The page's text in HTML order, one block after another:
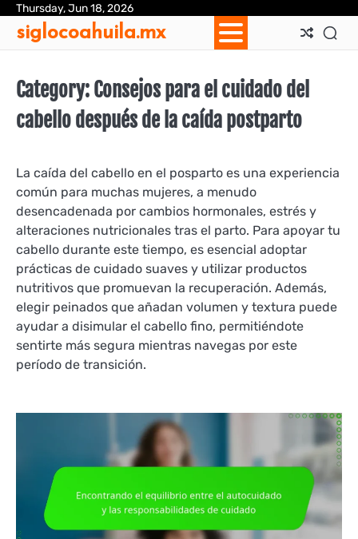
Skip
content
Thursday, Jun 18, 2026
siglocoahuila.mx
Category:Consejos para el cuidado del
cabello después de la caída postparto
La caída del cabello en el posparto es una experiencia
común para muchas mujeres, a menudo
desencadenada por cambios hormonales, estrés y
alteraciones nutricionales tras el parto. Para apoyar tu
cabello durante este tiempo, es esencial adoptar
prácticas de cuidado suaves y utilizar productos
nutritivos que promuevan la recuperación. Además,
elegir peinados que añadan volumen y textura puede
ayudar a disimular el cabello fino, permitiéndote
sentirte más segura mientras navegas por este
período de transición.